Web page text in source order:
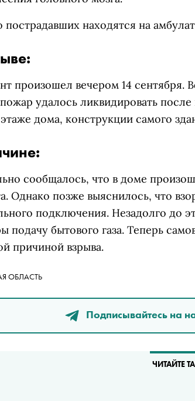
пострадавших находятся на
произошел вечером 14 сентября.
удалось ликвидировать
дома, конструкции самого
сообщалось, что в доме
Однако позже выяснилось, что
подключения. Незадолго до
подачу бытового газа. Теперь
причиной взрыва.
ОБЛАСТЬ
Подписывайтесь на
ЧИТАЙТЕ